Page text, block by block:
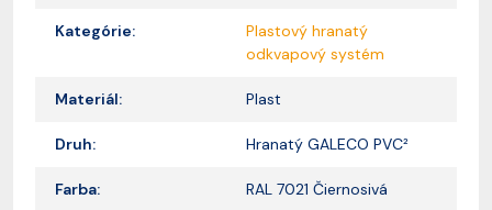
Kategórie:
Plastový hranatý
odkvapový systém
Materiál: Plast
Druh: Hranatý GALECO PVC²
Farba: RAL 7021 Čiernosivá